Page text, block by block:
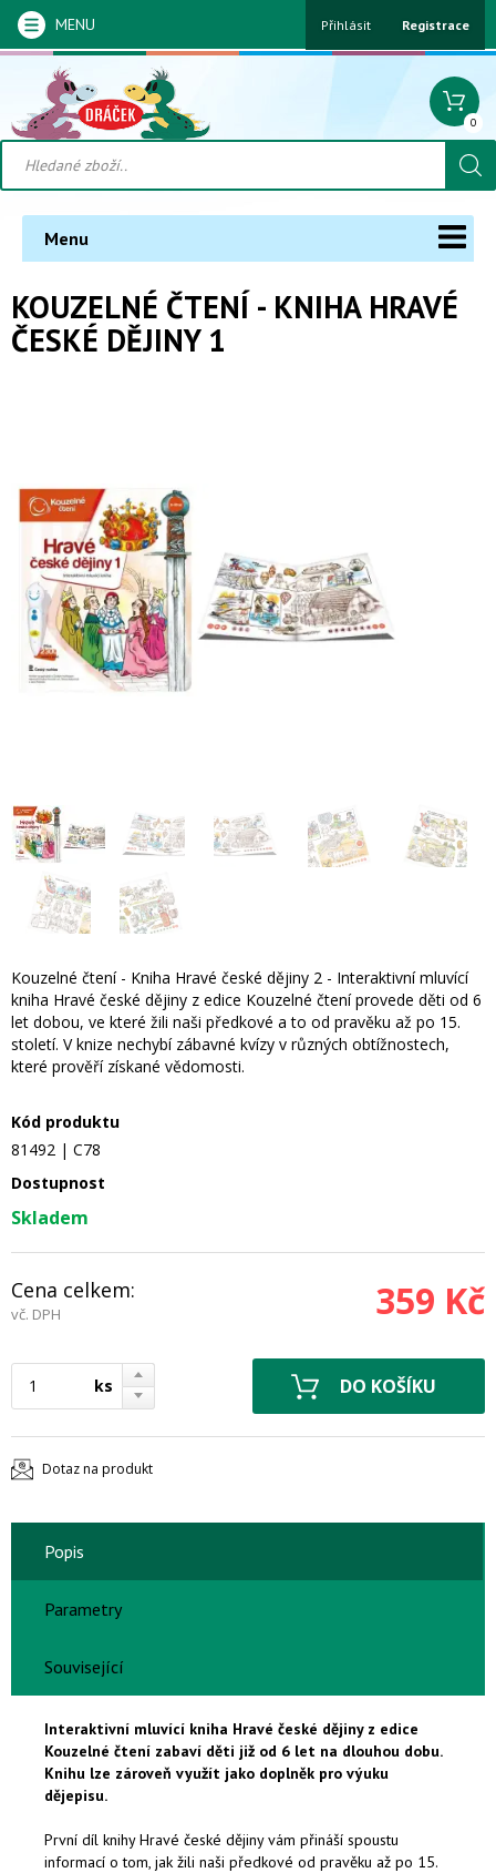
MENU Přihlásit Registrace
0
Menu
KOUZELNÉ ČTENÍ - KNIHA HRAVÉ
ČESKÉ DĚJINY 1
Kouzelné čtení - Kniha Hravé české dějiny 2 - Interaktivní mluvící
kniha Hravé české dějiny z edice Kouzelné čtení provede děti od 6
let dobou, ve které žili naši předkové a to od pravěku až po 15.
století. V knize nechybí zábavné kvízy v různých obtížnostech,
které prověří získané vědomosti.
Kód produktu
81492 | C78
Dostupnost
Skladem
Cena celkem:
vč. DPH 359 Kč
ks
Dotaz na produkt
Popis
Parametry
Související
Interaktivní mluvící kniha Hravé české dějiny z edice
Kouzelné čtení zabaví děti již od 6 let na dlouhou dobu.
Knihu lze zároveň využít jako doplněk pro výuku
dějepisu.
První díl knihy Hravé české dějiny vám přináší spoustu
informací o tom, jak žili naši předkové od pravěku až po 15.